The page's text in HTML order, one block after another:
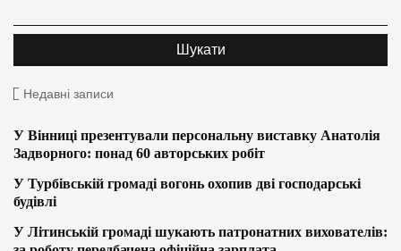
Недавні записи
У Вінниці презентували персональну виставку Анатолія
Задворного: понад 60 авторських робіт
У Турбівській громаді вогонь охопив дві господарські
будівлі
У Літинській громаді шукають патронатних вихователів: